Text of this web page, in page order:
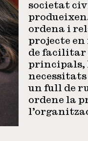
societat
ordena i
projecte en
de facilitar
principals,
necessitats
un full de
ordene la